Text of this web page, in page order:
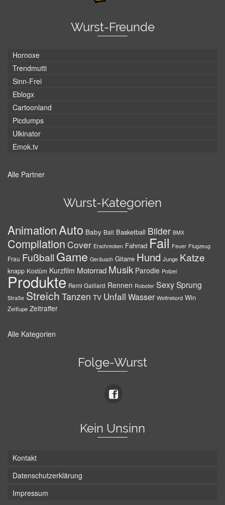
Wurst-Freunde
Hornoxe
Trendmutti
Sinn-Frei
Eblogx
Cartoonland
Picdumps
Ulkinator
Emok.tv
Alle Partner
Wurst-Kategorien
AnimationAuto Baby Ball Basketball Bilder BMX
Compilation Cover Erschrecken Fahrrad Fail Feuer Flugzeug
Frau Fußball Game Geräusch Gitarre Hund Junge Katze
knapp Kostüm Kurzfilm Motorrad Musik Parodie Polizei
Produkte Remi Gaillard Rennen Roboter SexySprung
Straße Streich Tanzen TV Unfall Wasser Weltrekord Win
Zeitlupe Zeitraffer
Alle Kategorien
Folge-Wurst
Kein Unsinn
Kontakt
Datenschutzerklärung
Impressum